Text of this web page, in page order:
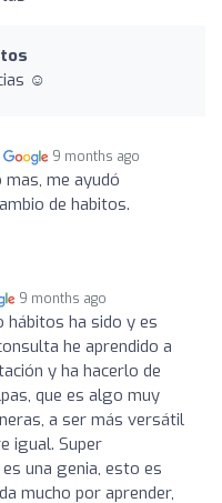
☺️
9 months ago
mas, me ayudó
de habitos.
9 months ago
hábitos ha sido y es
he aprendido a
y ha hacerlo de
que es algo muy
a ser más versátil
igual. Super
una genia, esto es
mucho por aprender,